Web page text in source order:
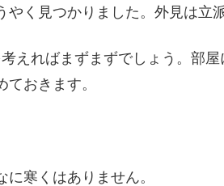
やく見つかりました。外見は立
えればまずまずでしょう。部
おきます。
寒くはありません。